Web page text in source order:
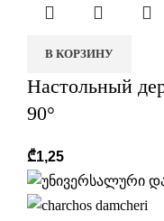
В КОРЗИНУ
Настольный
90°
₾1,25